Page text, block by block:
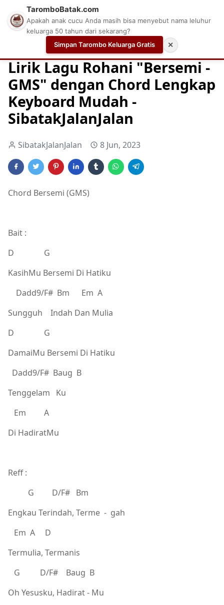
Chord Chord Gitar Lagu Rohani Chord Gitar
Lirik Lagu Rohani "Bersemi -
GMS" dengan Chord Lengkap
Keyboard Mudah -
SibatakJalanJalan
SibatakJalanJalan 8 Jun, 2023
Chord Bersemi (GMS)
Bait :
D G
KasihMu Bersemi Di Hatiku
Dadd9/F# Bm Em A
Sungguh Indah Dan Mulia
D G
DamaiMu Bersemi Di Hatiku
Dadd9/F# Baug B
Tenggelam Ku
Em A
Di HadiratMu
Reff :
G D/F# Bm
Engkau Terindah, Terme - gah
Em A D
Termulia, Termanis
G D/F# Baug B
Oh Yesusku, Hadirat - Mu
TaromboBatak.com
Apakah anak cucu Anda masih bisa menyebut nama leluhur
keluarga 50 tahun dari sekarang?
Simpan Tarombo Keluarga Gratis
✕